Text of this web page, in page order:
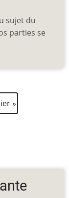
sujet du
parties se
»